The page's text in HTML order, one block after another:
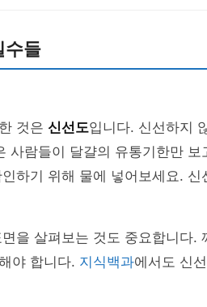
수들
것은 신선도입니다. 신선하지
사람들이 달걀의 유통기한만
하기 위해 물에 넣어보세요.
을 살펴보는 것도 중요합니다.
야 합니다. 지식백과에서도 신